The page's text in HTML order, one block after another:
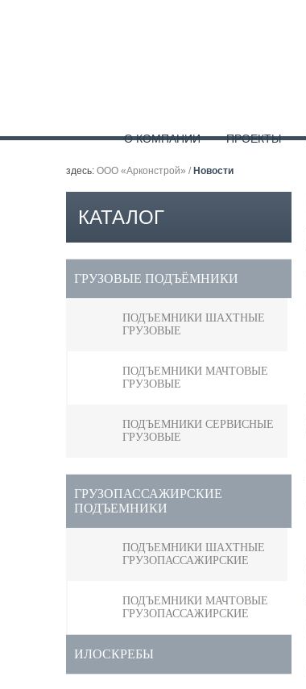
О КОМПАНИИ ПРОЕКТЫ
здесь: ООО «Арконстрой» / Новости
КАТАЛОГ
ПРОДУКЦИИ
ГРУЗОВЫЕ ПОДЪЁМНИКИ
ПОДЪЕМНИКИ ШАХТНЫЕ
ГРУЗОВЫЕ
ПОДЪЕМНИКИ МАЧТОВЫЕ
ГРУЗОВЫЕ
ПОДЪЕМНИКИ СЕРВИСНЫЕ
ГРУЗОВЫЕ
ГРУЗОПАССАЖИРСКИЕ
ПОДЪЕМНИКИ
ПОДЪЕМНИКИ ШАХТНЫЕ
ГРУЗОПАССАЖИРСКИЕ
ПОДЪЕМНИКИ МАЧТОВЫЕ
ГРУЗОПАССАЖИРСКИЕ
ИЛОСКРЕБЫ